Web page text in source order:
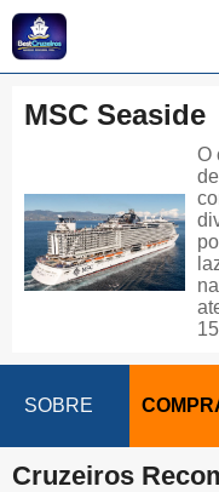
MSC Seaside
O
SOBRE
Cruzeiros